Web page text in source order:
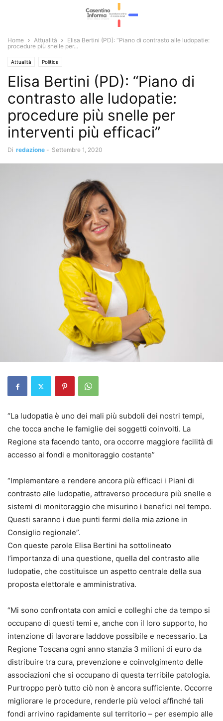
Home Attualità
Elisa Bertini (PD): “Piano di contrasto alle ludopatie:
procedure più snelle per...
Attualità Politica
Elisa Bertini (PD): “Piano di
contrasto alle ludopatie:
procedure più snelle per
interventi più efficaci”
Di redazione - Settembre 1, 2020
“La ludopatia è uno dei mali più subdoli dei nostri tempi,
che tocca anche le famiglie dei soggetti coinvolti. La
Regione sta facendo tanto, ora occorre maggiore facilità di
accesso ai fondi e monitoraggio costante”
“Implementare e rendere ancora più efficaci i Piani di
contrasto alle ludopatie, attraverso procedure più snelle e
sistemi di monitoraggio che misurino i benefici nel tempo.
Questi saranno i due punti fermi della mia azione in
Consiglio regionale”.
Con queste parole Elisa Bertini ha sottolineato
l’importanza di una questione, quella del contrasto alle
ludopatie, che costituisce un aspetto centrale della sua
proposta elettorale e amministrativa.
“Mi sono confrontata con amici e colleghi che da tempo si
occupano di questi temi e, anche con il loro supporto, ho
intenzione di lavorare laddove possibile e necessario. La
Regione Toscana ogni anno stanzia 3 milioni di euro da
distribuire tra cura, prevenzione e coinvolgimento delle
associazioni che si occupano di questa terribile patologia.
Purtroppo però tutto ciò non è ancora sufficiente. Occorre
migliorare le procedure, renderle più veloci affinché tali
fondi arrivino rapidamente sul territorio – per esempio alle